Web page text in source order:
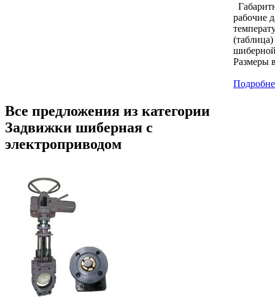
рабочие
Размеры
Все предложения из категории
Задвижки шиберная с
электроприводом